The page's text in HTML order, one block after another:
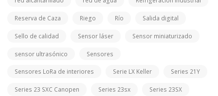
Reserva de Caza Riego Río Salida digital
Sello de calidad Sensor láser Sensor miniaturizado
sensor ultrasónico Sensores
Sensores LoRa de interiores Serie LX Keller Series 21Y
Series 23 SXC Canopen Series 23sx Series 23SX